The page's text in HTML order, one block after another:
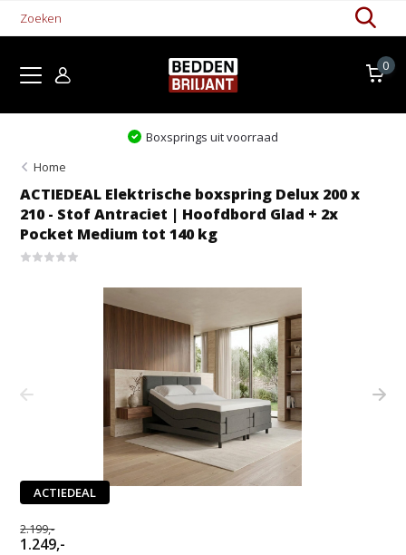
0
Levertijd 1-5 werkdagen
Home
ACTIEDEAL Elektrische boxspring Delux 200 x
210 - Stof Antraciet | Hoofdbord Glad + 2x
Pocket Medium tot 140 kg
ACTIEDEAL
2.199,-
1.249,-